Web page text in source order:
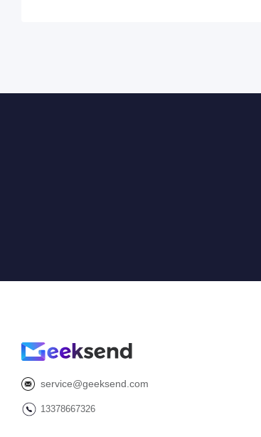
service@geeksend.com
13378667326